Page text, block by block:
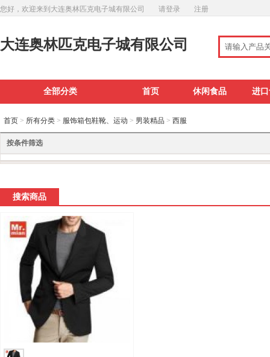
您好，欢迎来到大连奥林匹克电子城有限公司 请登录 注册
大连奥林匹克电子城有限公司
全部分类 首页 休闲食品 进
首页 > 所有分类 > 服饰箱包鞋靴、运动 > 男装精品 > 西服
按条件筛选
搜索商品